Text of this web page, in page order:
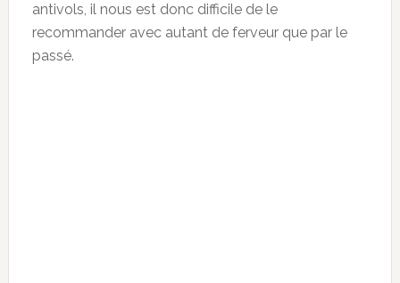
antivols, il nous est donc difficile de le
recommander avec autant de ferveur que par le
passé.